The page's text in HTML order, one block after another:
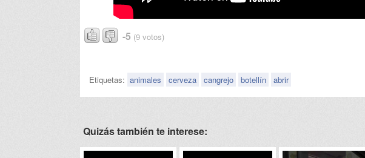
-5 (9 votos)
Etiquetas: animales cerveza cangrejo botellín abrir
Quizás también te interese: